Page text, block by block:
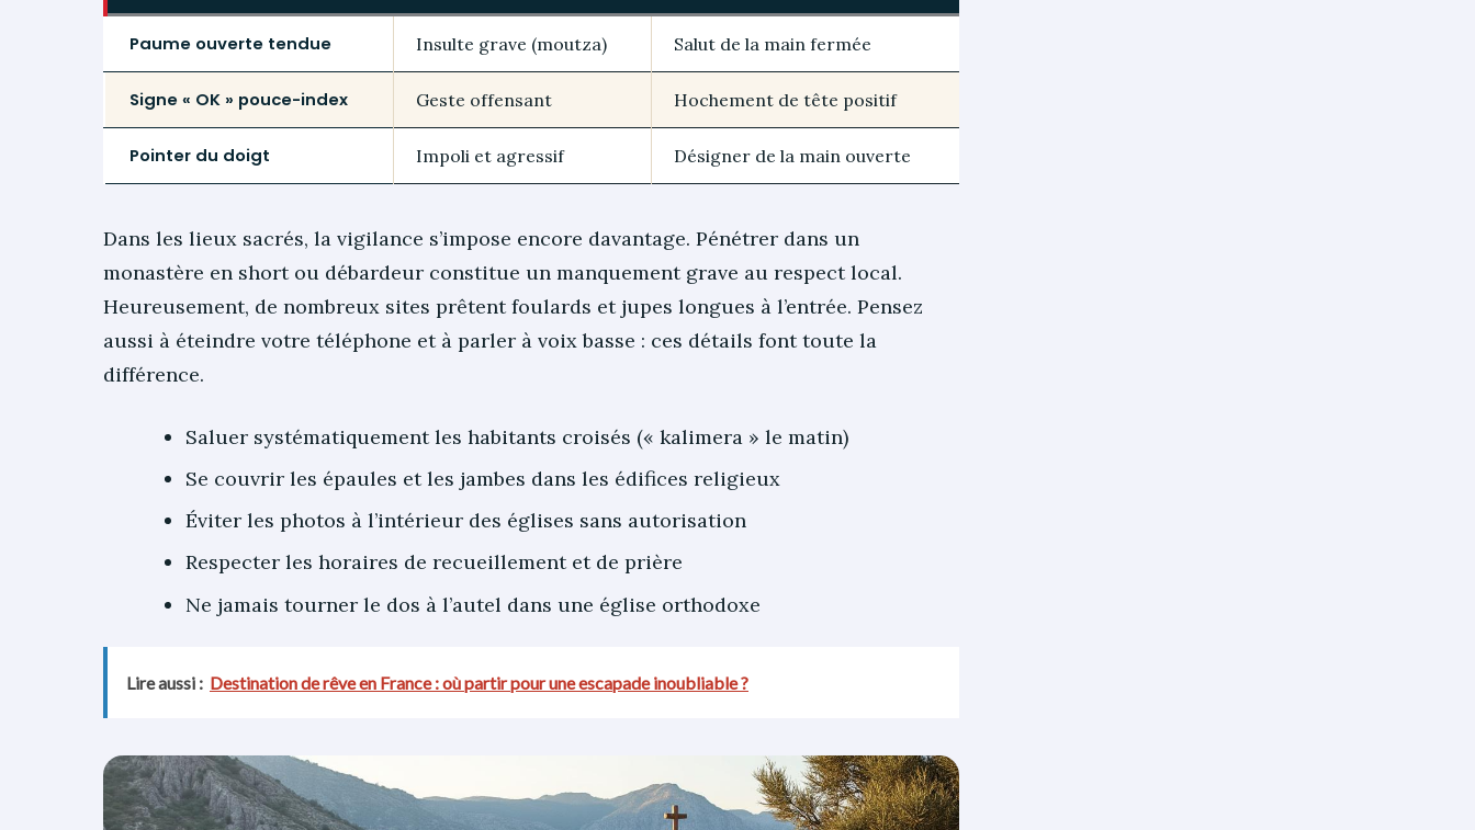
Paume ouverte tendue Insulte grave (moutza) Salut de la main fermée
Signe « OK » pouce-index Geste offensant Hochement de tête positif
Pointer du doigt Impoli et agressif Désigner de la main ouverte
Dans les lieux sacrés, la vigilance s’impose encore davantage. Pénétrer dans un
monastère en short ou débardeur constitue un manquement grave au respect local.
Heureusement, de nombreux sites prêtent foulards et jupes longues à l’entrée. Pensez
aussi à éteindre votre téléphone et à parler à voix basse : ces détails font toute la
différence.
Saluer systématiquement les habitants croisés (« kalimera » le matin)
Se couvrir les épaules et les jambes dans les édifices religieux
Éviter les photos à l’intérieur des églises sans autorisation
Respecter les horaires de recueillement et de prière
Ne jamais tourner le dos à l’autel dans une église orthodoxe
Lire aussi : Destination de rêve en France : où partir pour une escapade inoubliable ?